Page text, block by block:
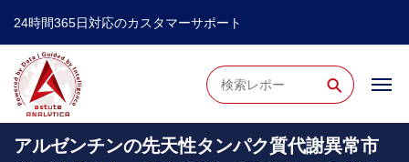
24時間365日対応のカスタマーサポート
⚲
アルゼンチンの先天性タンパク質代謝異常市